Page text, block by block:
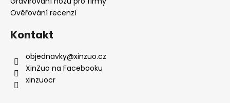
Ověřování recenzí
Kontakt
objednavky@xinzuo.cz
XinZuo na Facebooku
xinzuocr